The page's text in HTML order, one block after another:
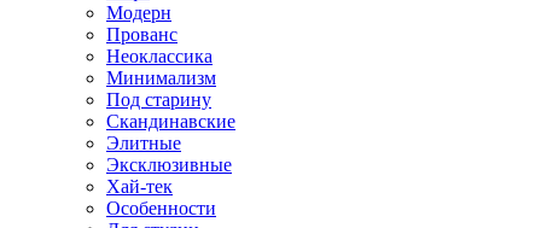
Модерн
Прованс
Неоклассика
Минимализм
Под старину
Скандинавские
Элитные
Эксклюзивные
Хай-тек
Особенности